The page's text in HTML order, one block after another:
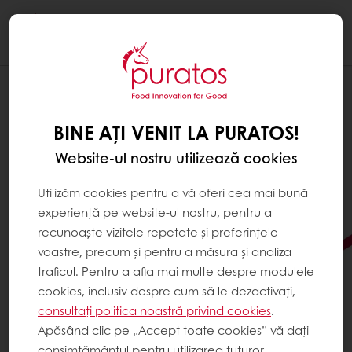
CAUȚI MODALITĂȚI DE A
BINE AȚI VENIT LA PURATOS!
Website-ul nostru utilizează cookies
Utilizăm cookies pentru a vă oferi cea mai bună
experiență pe website-ul nostru, pentru a
recunoaște vizitele repetate și preferințele
voastre, precum și pentru a măsura și analiza
traficul. Pentru a afla mai multe despre modulele
cookies, inclusiv despre cum să le dezactivați,
consultați politica noastră privind cookies.
Apăsând clic pe „Accept toate cookies” vă dați